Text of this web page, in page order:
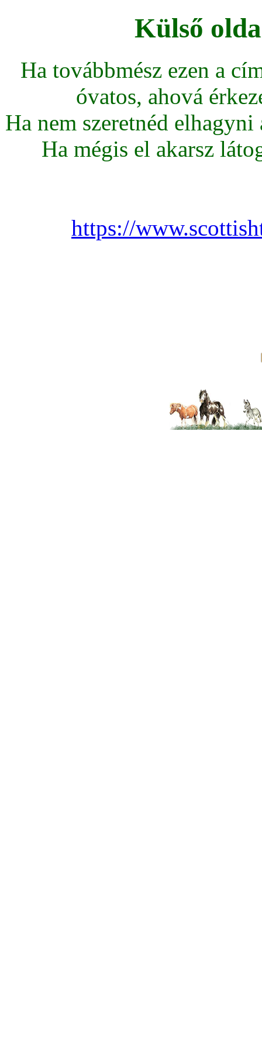
Külső
Ha továbbmész ezen a
óvatos, ahová
Ha nem szeretnéd
Ha mégis el akarsz
https://